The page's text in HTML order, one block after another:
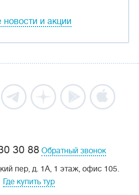
новости и акции
30 88 Обратный звонок
пер, д. 1А, 1 этаж, офис 105.
Где купить тур